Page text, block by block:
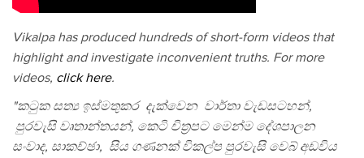
Vikalpa has produced hundreds of short-form videos that
highlight and investigate inconvenient truths. For more
videos, click here.
"කටුක සත්‍ය ඉස්මතුකර දැක්වෙන වාර්තා වැඩසටහන්,
පුරවැසි වෘතාන්තයන්, කෙටි චිත්‍රපට මෙන්ම දේශපාලන
සංවාද, සාකච්ඡා, සිය ගණනක් විකල්ප පුරවැසි වෙබ් අඩවිය